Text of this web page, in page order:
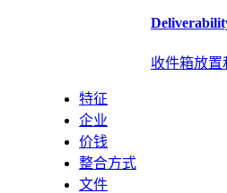
收件箱放置
特征
企业
价钱
整合方式
文件